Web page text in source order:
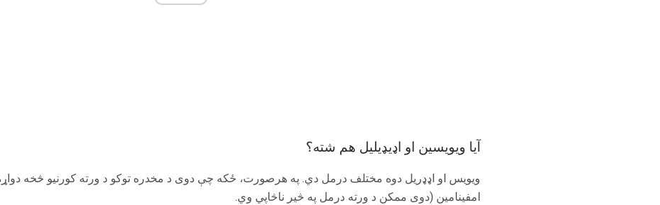
آیا ویویسین او اډیډیلیل هم شته؟
ویویس او اډډریل دوه مختلف درمل دي. په هرصورت، ځکه چې دوی د مخدره توکو د ورته کورنیو څخه
امفینامین (دوی ممکن د ورته درمل په څیر ناڅاپي وي.